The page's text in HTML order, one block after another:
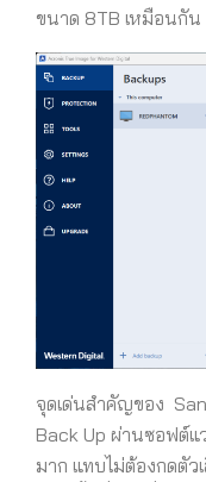
ขนาด 8TB เหมือนกั
จุดเด่นสำคัญของ
Back Up ผ่านซอฟต์แ
มาก แทบไม่ต้องกดตัว